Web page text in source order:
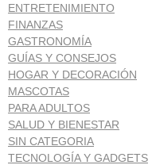
ENTRETENIMIENTO
FINANZAS
GASTRONOMÍA
GUÍAS Y CONSEJOS
HOGAR Y DECORACIÓN
MASCOTAS
PARA ADULTOS
SALUD Y BIENESTAR
SIN CATEGORIA
TECNOLOGÍA Y GADGETS